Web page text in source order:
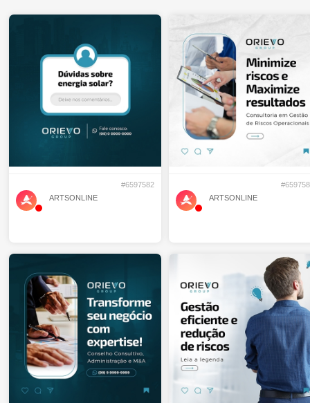
#6597582
ARTSONLINE
ARTSONLINE